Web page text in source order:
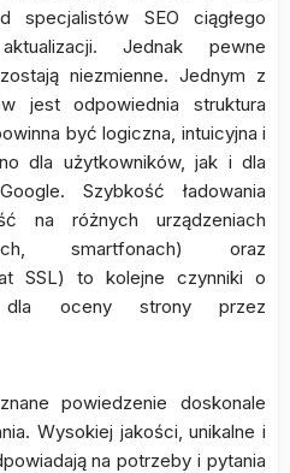
specjalistów SEO ciągłego
Jednak pewne
niezmienne. Jednym z
jest odpowiednia struktura
być logiczna, intuicyjna i
dla użytkowników, jak i dla
Szybkość ładowania
na różnych urządzeniach
smartfonach) oraz
SSL) to kolejne czynniki o
dla oceny strony przez
powiedzenie doskonale
Wysokiej jakości, unikalne i
na potrzeby i pytania